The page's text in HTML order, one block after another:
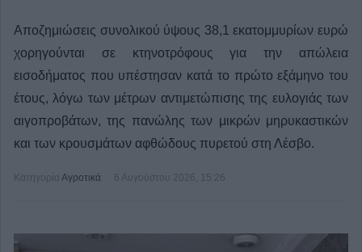
Αποζημιώσεις συνολικού ύψους 38,1 εκατομμυρίων ευρώ
χορηγούνται σε κτηνοτρόφους για την απώλεια
εισοδήματος που υπέστησαν κατά το πρώτο εξάμηνο του
έτους, λόγω των μέτρων αντιμετώπισης της ευλογιάς των
αιγοπροβάτων, της πανώλης των μικρών μηρυκαστικών
και των κρουσμάτων αφθώδους πυρετού στη Λέσβο.
Κατηγορία Αγροτικά 6 Αυγούστου 2026, 15:26